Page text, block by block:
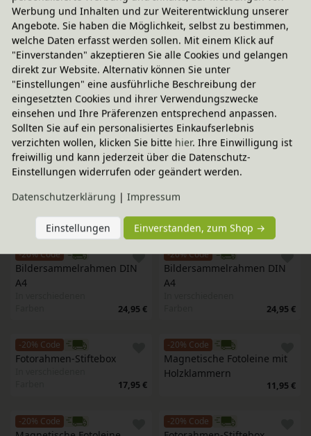
Wichtelwerkstatt
In verschiedenen
Farben
11,95 €
Wichtelwerkstatt
In verschiedenen
Farben
11,95 €
-20% Code
Filzschnur aus Schurwolle,
Wichtelwerkstatt
In verschiedenen
Farben
11,95 €
-20% Code
Bildersammelrahmen DIN
A4
In verschiedenen
Farben
-20% Code
Bildersammelrahmen DIN
A4
Farben
24,95 €
-20% Code
28er Set bunte
Magnetpunkte
-20% Code
Bildersammelrahmen DIN
A4
24,95 €
-20% Code
Bildersammelrahmen DIN
A4
24,95 €
-20% Code
Fotorahmen-Stiftebox
17,95 €
-20% Code
Magnetische Fotoleine mit
Holzklammern
11,95 €
-20% Code -20% Code
Werbung und Inhalten und zur Weiterentwicklung unserer
Angebote. Sie haben die Möglichkeit, selbst zu bestimmen,
welche Daten erfasst werden sollen. Mit einem Klick auf
"Einverstanden" akzeptieren Sie alle Cookies und gelangen
direkt zur Website. Alternativ können Sie unter
"Einstellungen" eine ausführliche Beschreibung der
eingesetzten Cookies und ihrer Verwendungszwecke
einsehen und Ihre Präferenzen entsprechend anpassen.
Sollten Sie auf ein personalisiertes Einkaufserlebnis
verzichten wollen, klicken Sie bitte hier. Ihre Einwilligung ist
freiwillig und kann jederzeit über die Datenschutz-
Einstellungen widerrufen oder geändert werden.
Daten­schutz­erklärung | Impressum
Einstellungen Einverstanden, zum Shop →